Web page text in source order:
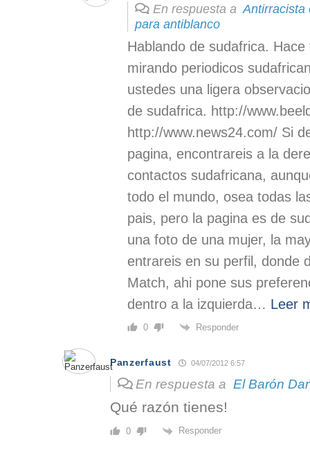
En respuesta a Antirracista
para antiblanco
Hablando de sudafrica.
mirando periodicos
ustedes una ligera
de sudafrica. http://
http://www.news24.com/ Si
pagina, encontrareis a la
contactos sudafricana,
todo el mundo, osea todas
pais, pero la pagina es de
una foto de una mujer, la
entrareis en su perfil, donde
Match, ahi pone sus
dentro a la izquierda… Leer
0 Responder
Panzerfaust 04/07/2012 6:57
En respuesta a El Barón
Qué razón tienes!
0 Responder